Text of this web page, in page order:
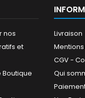
nos
et
Boutique
Livraison
CGV -
Qui